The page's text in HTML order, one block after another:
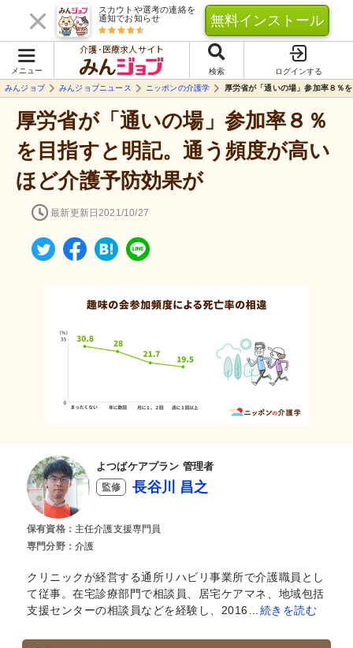
スカウトや選考の連絡を
通知でお知らせ
無料インストール
メニュー
介護･医療求人サイト
検索
ログインする
みんジョブ
みんジョブニュース ニッポンの介護学 厚労省が「通いの場」参加率８％
厚労省が「通いの場」参加率８％
を目指すと明記。通う頻度が高い
ほど介護予防効果が
最新更新日2021/10/27
よつばケアプラン 管理者
監修 長谷川 昌之
保有資格： 主任介護支援専門員
専門分野： 介護
クリニックが経営する通所リハビリ事業所で介護職員とし
て従事。在宅診療部門で相談員、居宅ケアマネ、地域包括
支援センターの相談員などを経験し、2016… 続きを読む